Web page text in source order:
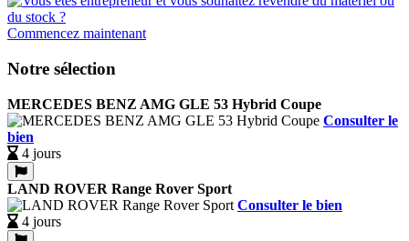
Commencez maintenant
Notre sélection
MERCEDES BENZ AMG GLE 53 Hybrid Coupe
Consulter le
bien
4 jours
LAND ROVER Range Rover Sport
Consulter le bien
4 jours